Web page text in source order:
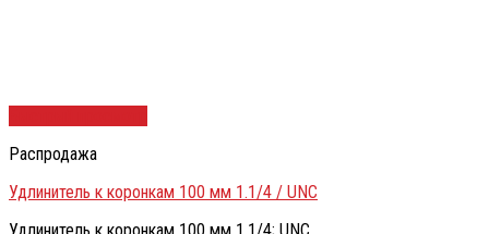
Распродажа
Удлинитель к коронкам 100 мм 1.1/4 / UNC